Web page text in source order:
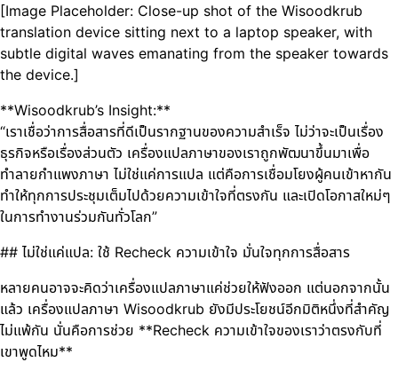
[Image Placeholder: Close-up shot of the Wisoodkrub
translation device sitting next to a laptop speaker, with
subtle digital waves emanating from the speaker towards
the device.]
**Wisoodkrub’s Insight:**
“เราเชื่อว่าการสื่อสารที่ดีเป็นรากฐานของความสำเร็จ ไม่ว่าจะเป็นเรื่อง
ธุรกิจหรือเรื่องส่วนตัว เครื่องแปลภาษาของเราถูกพัฒนาขึ้นมาเพื่อ
ทำลายกำแพงภาษา ไม่ใช่แค่การแปล แต่คือการเชื่อมโยงผู้คนเข้าหากัน
ทำให้ทุกการประชุมเต็มไปด้วยความเข้าใจที่ตรงกัน และเปิดโอกาสใหม่ๆ
ในการทำงานร่วมกันทั่วโลก”
## ไม่ใช่แค่แปล: ใช้ Recheck ความเข้าใจ มั่นใจทุกการสื่อสาร
หลายคนอาจจะคิดว่าเครื่องแปลภาษาแค่ช่วยให้ฟังออก แต่นอกจากนั้น
แล้ว เครื่องแปลภาษา Wisoodkrub ยังมีประโยชน์อีกมิติหนึ่งที่สำคัญ
ไม่แพ้กัน นั่นคือการช่วย **Recheck ความเข้าใจของเราว่าตรงกับที่
เขาพูดไหม**